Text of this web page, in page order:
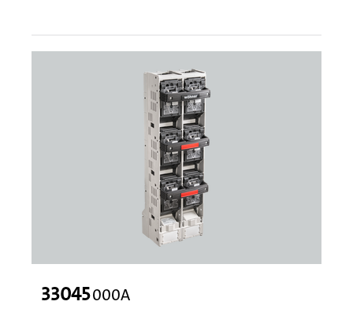
33045000A